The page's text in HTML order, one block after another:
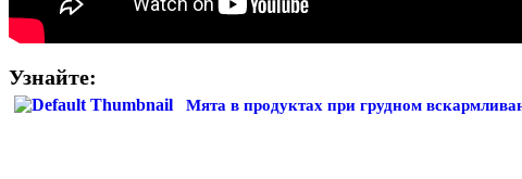
Узнайте:
Мята в продуктах при грудном